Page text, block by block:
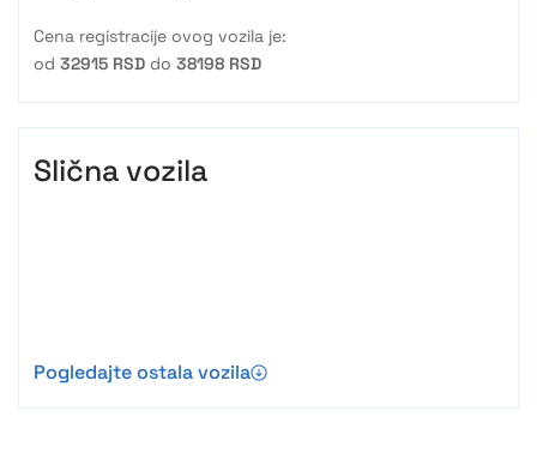
Cena registracije ovog vozila je:
od 32915 RSD do 38198 RSD
Slična vozila
Pogledajte ostala vozila